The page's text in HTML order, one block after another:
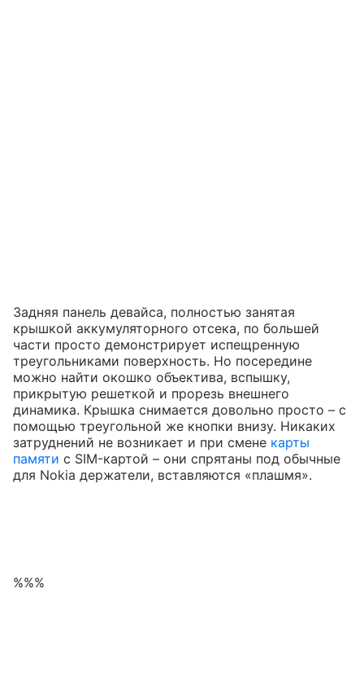
Задняя панель девайса, полностью занятая
крышкой аккумуляторного отсека, по большей
части просто демонстрирует испещренную
треугольниками поверхность. Но посередине
можно найти окошко объектива, вспышку,
прикрытую решеткой и прорезь внешнего
динамика. Крышка снимается довольно просто – с
помощью треугольной же кнопки внизу. Никаких
затруднений не возникает и при смене карты
памяти с SIM-картой – они спрятаны под обычные
для Nokia держатели, вставляются «плашмя».
%%%